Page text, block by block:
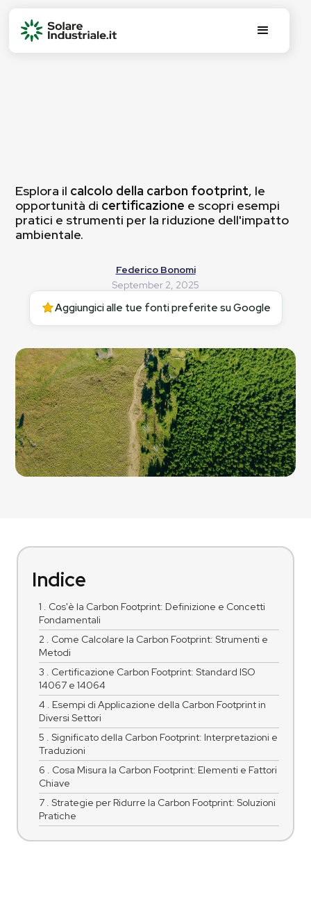
Esplora il calcolo della carbon footprint, le
opportunità di certificazione e scopri esempi
pratici e strumenti per la riduzione dell'impatto
ambientale.
Federico Bonomi
September 2, 2025
Aggiungici alle tue fonti preferite su Google
Indice
1 . Cos'è la Carbon Footprint: Definizione e Concetti
Fondamentali
2 . Come Calcolare la Carbon Footprint: Strumenti e
Metodi
3 . Certificazione Carbon Footprint: Standard ISO
14067 e 14064
4 . Esempi di Applicazione della Carbon Footprint in
Diversi Settori
5 . Significato della Carbon Footprint: Interpretazioni e
Traduzioni
6 . Cosa Misura la Carbon Footprint: Elementi e Fattori
Chiave
7 . Strategie per Ridurre la Carbon Footprint: Soluzioni
Pratiche